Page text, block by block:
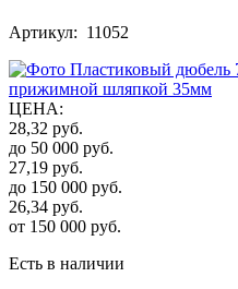
Артикул: 11052
ЦЕНА:
28,32 руб.
до 50 000 руб.
27,19 руб.
до 150 000 руб.
26,34 руб.
от 150 000 руб.
Есть в наличии